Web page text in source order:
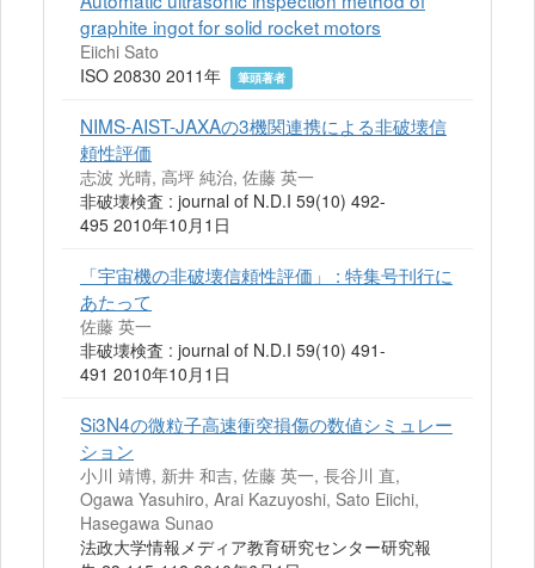
graphite ingot for solid rocket motors
Eiichi Sato
ISO 20830 2011年
筆頭著者
NIMS-AIST-JAXAの3機関連携による非破壊信
頼性評価
志波 光晴, 高坪 純治, 佐藤 英一
非破壊検査 : journal of N.D.I 59(10) 492-
495 2010年10月1日
「宇宙機の非破壊信頼性評価」 : 特集号刊行に
あたって
佐藤 英一
非破壊検査 : journal of N.D.I 59(10) 491-
491 2010年10月1日
Si3N4の微粒子高速衝突損傷の数値シミュレー
ション
小川 靖博, 新井 和吉, 佐藤 英一, 長谷川 直,
Ogawa Yasuhiro, Arai Kazuyoshi, Sato Eiichi,
Hasegawa Sunao
法政大学情報メディア教育研究センター研究報